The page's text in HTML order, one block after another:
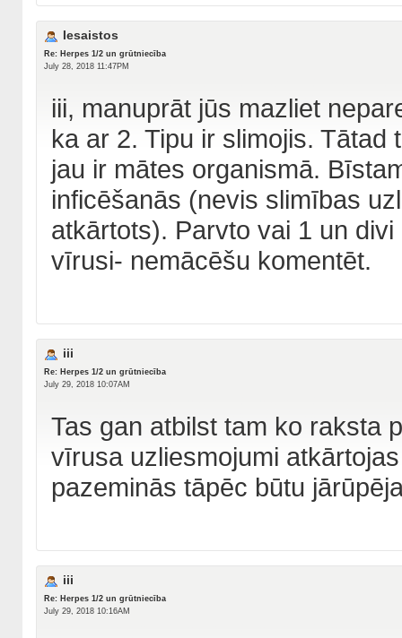
Iesaistos
Re: Herpes 1/2 un grūtniecība
July 28, 2018 11:47PM
iii, manuprāt jūs mazliet
ka ar 2. Tipu ir slimojis.
jau ir mātes organismā.
inficēšanās (nevis slimības
atkārtots). Parvto vai 1 un
vīrusi- nemācēšu komentēt.
iii
Re: Herpes 1/2 un grūtniecība
July 29, 2018 10:07AM
Tas gan atbilst tam ko raksta
vīrusa uzliesmojumi
pazeminās tāpēc būtu
iii
Re: Herpes 1/2 un grūtniecība
July 29, 2018 10:16AM